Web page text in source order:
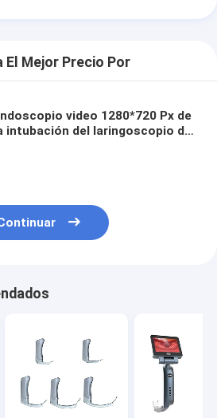
El Mejor Precio Por
video 1280*720 Px de
intubación del laringoscopio de